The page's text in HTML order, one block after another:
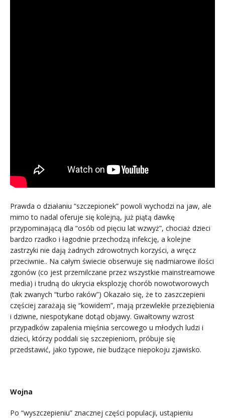
Prawda o działaniu “szczepionek” powoli wychodzi na jaw, ale
mimo to nadal oferuje się kolejną, już piątą dawkę
przypominającą dla “osób od pięciu lat wzwyż”, chociaż dzieci
bardzo rzadko i łagodnie przechodzą infekcję, a kolejne
zastrzyki nie dają żadnych zdrowotnych korzyści, a wręcz
przeciwnie.. Na całym świecie obserwuje się nadmiarowe ilości
zgonów (co jest przemilczane przez wszystkie mainstreamowe
media) i trudną do ukrycia eksplozję chorób nowotworowych
(tak zwanych “turbo raków”) Okazało się, że to zaszczepieni
częściej zarażają się “kowidem”, mają przewlekłe przeziębienia
i dziwne, niespotykane dotąd objawy. Gwałtowny wzrost
przypadków zapalenia mięśnia sercowego u młodych ludzi i
dzieci, którzy poddali się szczepieniom, próbuje się
przedstawić, jako typowe, nie budzące niepokoju zjawisko.
Wojna
Po “wyszczepieniu” znacznej części populacji, ustąpieniu